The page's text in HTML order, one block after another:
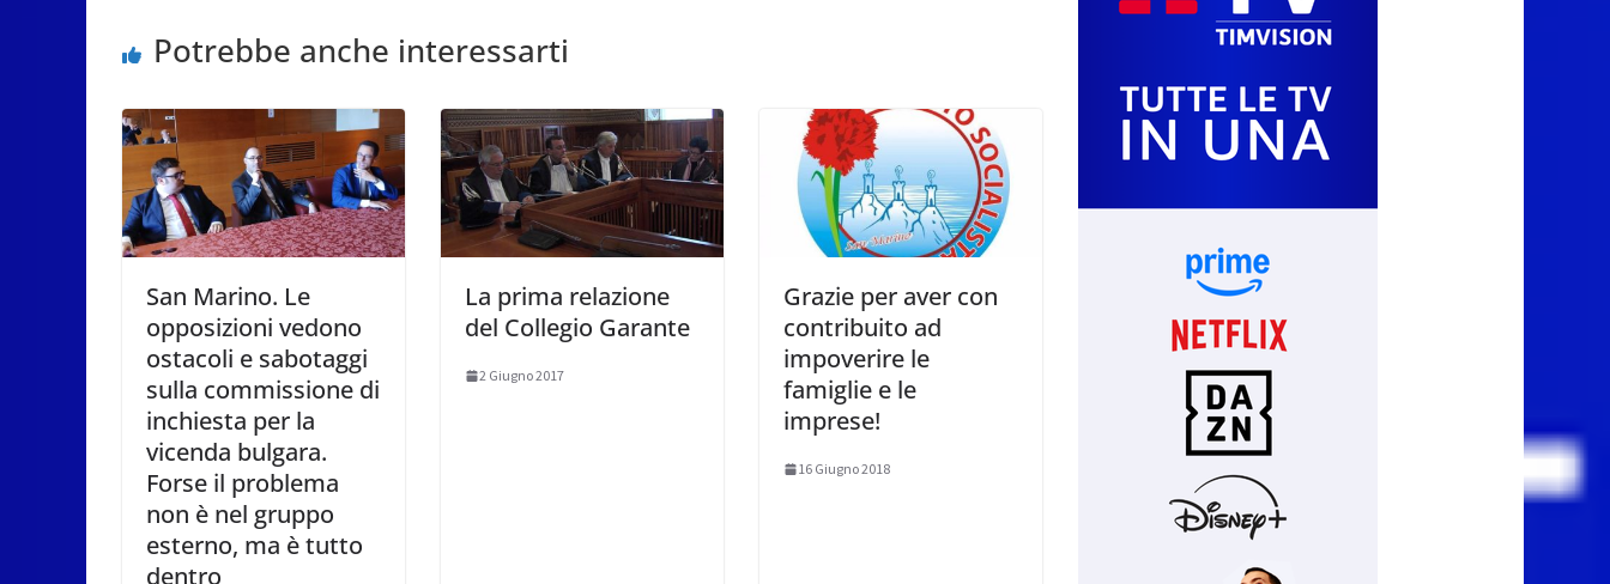
Potrebbe anche interessarti
San Marino. Le
opposizioni vedono
ostacoli e sabotaggi
sulla commissione di
inchiesta per la
vicenda bulgara.
Forse il problema
non è nel gruppo
esterno, ma è tutto
dentro
La prima relazione
del Collegio Garante
2 Giugno 2017
Grazie per aver con
contribuito ad
impoverire le
famiglie e le
imprese!
16 Giugno 2018